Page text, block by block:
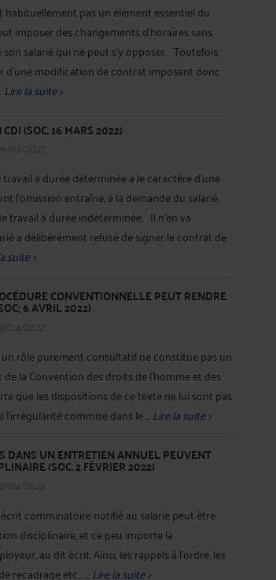
habituellement pas un élément essentiel du
imposer des changements d’horaires sans
salarié qui ne peut s’y opposer. Toutefois,
d’une modification de contrat imposant donc
Lire la suite >
(SOC. 16 MARS 2022)
05/2022
à durée déterminée a le caractère d'une
l'omission entraîne, à la demande du salarié,
travail à durée indéterminée. Il n'en va
a délibérément refusé de signer le contrat de
suite >
CONVENTIONNELLE PEUT RENDRE
6 AVRIL 2022)
04/2022
rôle purement consultatif ne constitue pas un
la Convention des droits de l'homme et des
que les dispositions de ce texte ne lui sont pas
commise dans le ...Lire la suite >
DANS UN ENTRETIEN ANNUEL PEUVENT
(SOC. 2 FÉVRIER 2022)
04/2022
comminatoire notifié au salarié peut être
disciplinaire, et ce peu importe la
au dit écrit. Ainsi, les rappels à l’ordre, les
recadrage etc... ...Lire la suite >